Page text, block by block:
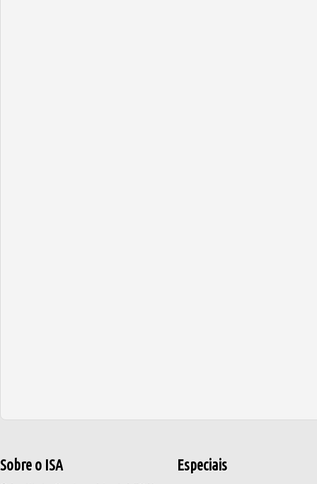
Sobre o ISA Especiais